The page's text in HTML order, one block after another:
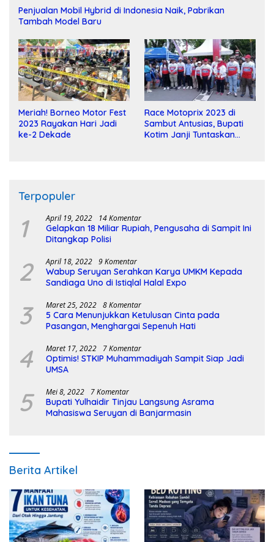
Penjualan Mobil Hybrid di Indonesia Naik, Pabrikan
Tambah Model Baru
Meriah! Borneo Motor Fest
2023 Rayakan Hari Jadi
ke-2 Dekade
Race Motoprix 2023 di
Sambut Antusias, Bupati
Kotim Janji Tuntaskan
Terpopuler
1 April 19, 2022 14 Komentar
Gelapkan 18 Miliar Rupiah, Pengusaha di Sampit Ini
Ditangkap Polisi
2 April 18, 2022 9 Komentar
Wabup Seruyan Serahkan Karya UMKM Kepada
Sandiaga Uno di Istiqlal Halal Expo
3 Maret 25, 2022 8 Komentar
5 Cara Menunjukkan Ketulusan Cinta pada
Pasangan, Menghargai Sepenuh Hati
4 Maret 17, 2022 7 Komentar
Optimis! STKIP Muhammadiyah Sampit Siap Jadi
UMSA
5 Mei 8, 2022 7 Komentar
Bupati Yulhaidir Tinjau Langsung Asrama
Mahasiswa Seruyan di Banjarmasin
Berita Artikel